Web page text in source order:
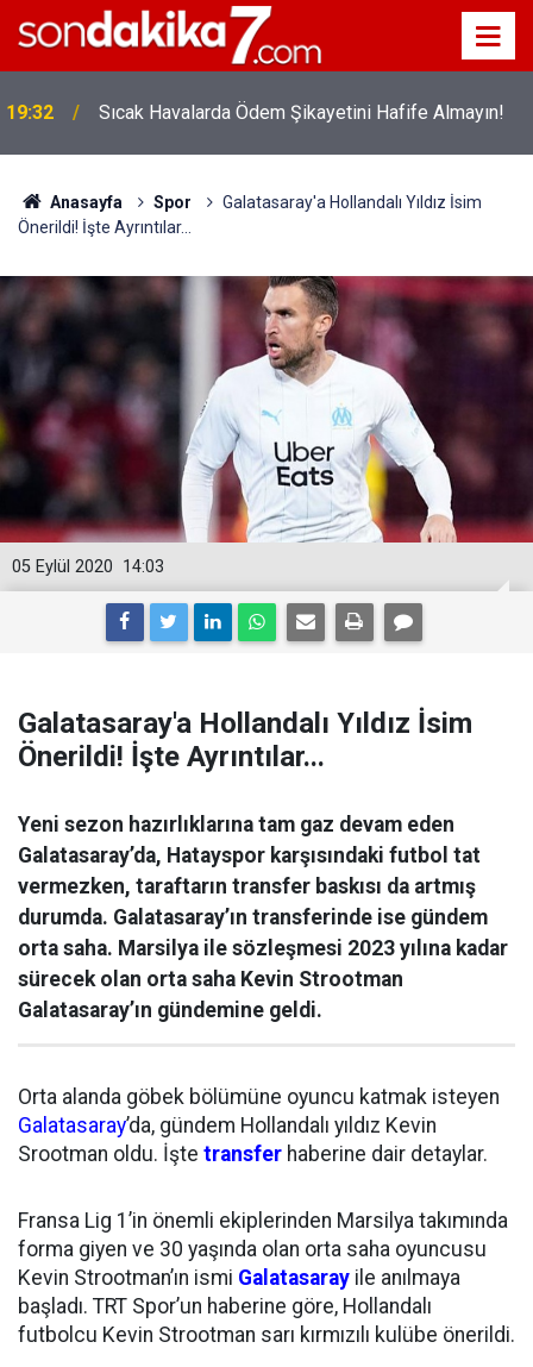
19:32 Sıcak Havalarda Ödem Şikayetini Hafife Almayın!
Anasayfa Spor
Galatasaray'a Hollandalı Yıldız İsim
Önerildi! İşte Ayrıntılar...
14:03
05 Eylül 2020
Galatasaray'a Hollandalı Yıldız İsim
Önerildi! İşte Ayrıntılar...
Yeni sezon hazırlıklarına tam gaz devam eden
Galatasaray’da, Hatayspor karşısındaki futbol tat
vermezken, taraftarın transfer baskısı da artmış
durumda. Galatasaray’ın transferinde ise gündem
orta saha. Marsilya ile sözleşmesi 2023 yılına kadar
sürecek olan orta saha Kevin Strootman
Galatasaray’ın gündemine geldi.
Orta alanda göbek bölümüne oyuncu katmak isteyen
Galatasaray’da, gündem Hollandalı yıldız Kevin
Srootman oldu. İşte transfer haberine dair detaylar.
Fransa Lig 1’in önemli ekiplerinden Marsilya takımında
forma giyen ve 30 yaşında olan orta saha oyuncusu
Kevin Strootman’ın ismi Galatasaray ile anılmaya
başladı. TRT Spor’un haberine göre, Hollandalı
futbolcu Kevin Strootman sarı kırmızılı kulübe önerildi.